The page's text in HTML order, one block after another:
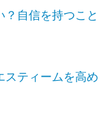
？自信を持つこと
スティームを高め